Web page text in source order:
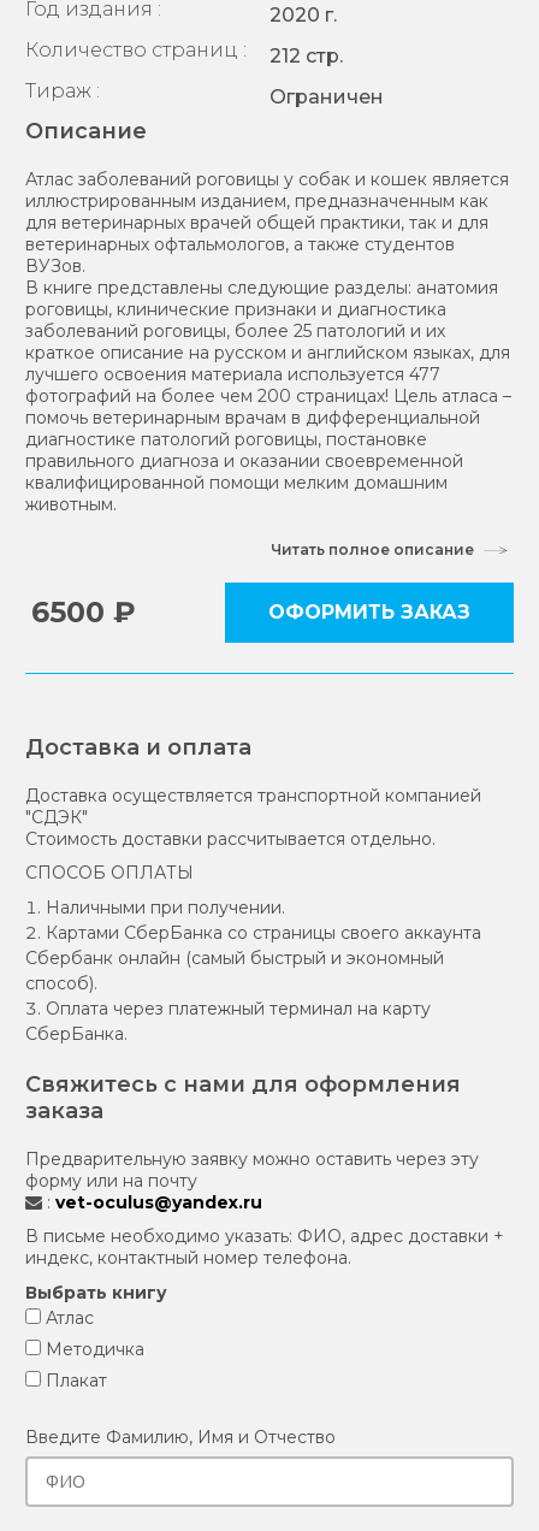
Год издания :
2020 г.
Количество страниц :
212 стр.
Тираж :
Ограничен
Описание
Атлас заболеваний роговицы у собак и кошек является
иллюстрированным изданием, предназначенным как
для ветеринарных врачей общей практики, так и для
ветеринарных офтальмологов, а также студентов
ВУЗов.
В книге представлены следующие разделы: анатомия
роговицы, клинические признаки и диагностика
заболеваний роговицы, более 25 патологий и их
краткое описание на русском и английском языках, для
лучшего освоения материала используется 477
фотографий на более чем 200 страницах! Цель атласа –
помочь ветеринарным врачам в дифференциальной
диагностике патологий роговицы, постановке
правильного диагноза и оказании своевременной
квалифицированной помощи мелким домашним
животным.
6500 ₽ ОФОРМИТЬ ЗАКАЗ
Доставка и оплата
Доставка осуществляется транспортной компанией
"СДЭК"
Стоимость доставки рассчитывается отдельно.
СПОСОБ ОПЛАТЫ
Наличными при получении.
Картами СберБанка со страницы своего аккаунта
Сбербанк онлайн (самый быстрый и экономный
способ).
Оплата через платежный терминал на карту
СберБанка.
Свяжитесь с нами для оформления
заказа
Предварительную заявку можно оставить через эту
форму или на почту
: vet-oculus@yandex.ru
В письме необходимо указать: ФИО, адрес доставки +
индекс, контактный номер телефона.
Выбрать книгу
Атлас
Методичка
Плакат
Введите Фамилию, Имя и Отчество